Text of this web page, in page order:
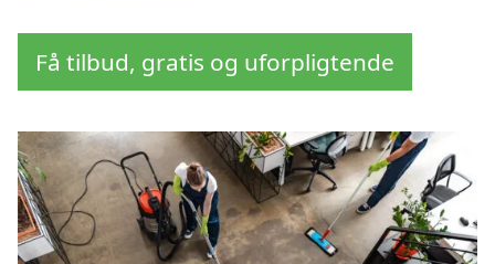
Få tilbud, gratis og uforpligtende